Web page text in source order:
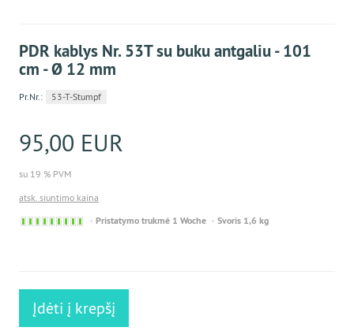
PDR kablys Nr. 53T su buku antgaliu - 101
cm - Ø 12 mm
Pr.Nr.: 53-T-Stumpf
95,00 EUR
su 19 % PVM
atsk. siuntimo kaina
Sofort
Pristatymo trukmė 1 Woche Svoris 1,6 kg
Įdėti į krepšį